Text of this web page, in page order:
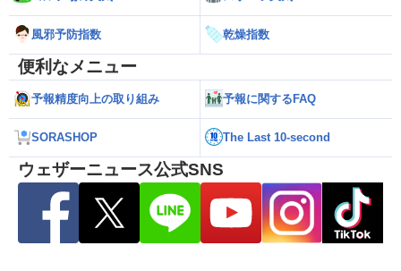
風邪予防指数 乾燥指数
便利なメニュー
予報精度向上の取り組み 予報に関するFAQ
SORASHOP The Last 10-second
ウェザーニュース公式SNS